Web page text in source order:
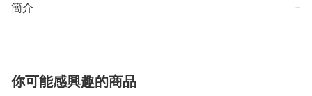
簡介 −
你可能感興趣的商品